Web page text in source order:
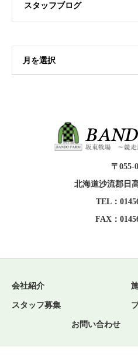
スタッフブログ
月を選択
〒055-
北海道沙流郡日
TEL：
FAX：
会社紹介
スタッフ募集
お問い合わせ